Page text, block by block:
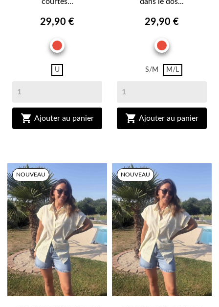
courtes...
29,90 €
ROUGE
U
 Ajouter au panier
dans le dos...
29,90 €
ROUGE
S/M M/L
 Ajouter au panier
NOUVEAU NOUVEAU